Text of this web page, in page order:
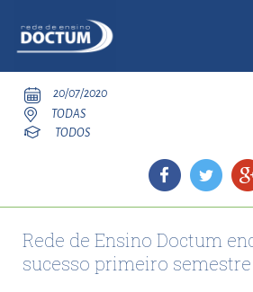
20/07/2020
TODAS
TODOS
Rede de Ensino Doctum
sucesso primeiro semestre